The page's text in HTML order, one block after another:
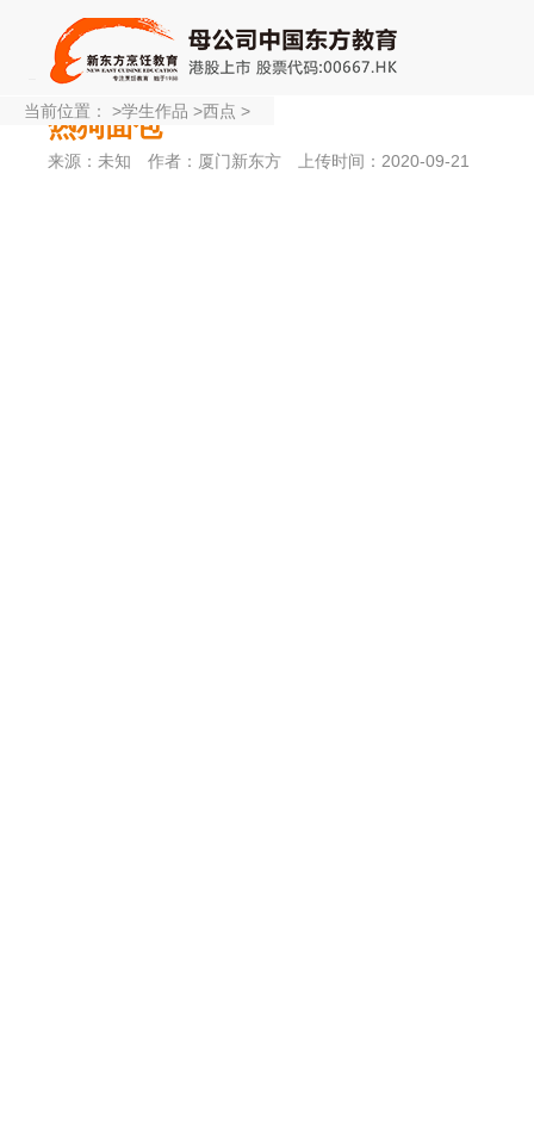
热狗面包
来源：未知 作者：厦门新东方 上传时间：2020-09-21
当前位置： >学生作品 >西点 >